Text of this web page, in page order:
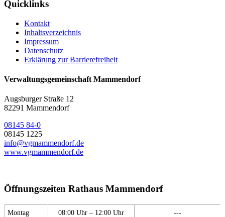
Quicklinks
Kontakt
Inhaltsverzeichnis
Impressum
Datenschutz
Erklärung zur Barrierefreiheit
Verwaltungsgemeinschaft Mammendorf
Augsburger Straße 12
82291 Mammendorf
08145 84-0
08145 1225
info@vgmammendorf.de
www.vgmammendorf.de
Öffnungszeiten Rathaus Mammendorf
Montag 08:00 Uhr – 12:00 Uhr ---